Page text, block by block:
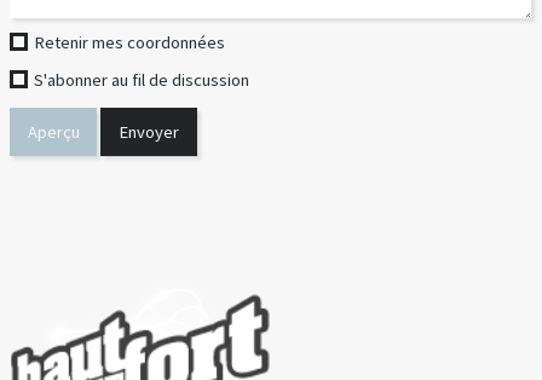
Retenir mes coordonnées
S'abonner au fil de discussion